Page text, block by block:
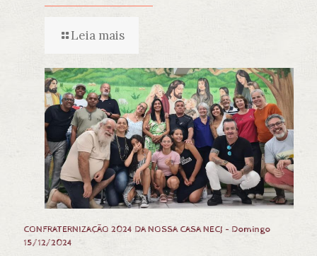
Leia mais
CONFRATERNIZAÇÃO 2024 DA NOSSA CASA NECJ – Domingo
15/12/2024